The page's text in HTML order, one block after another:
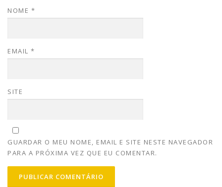
NOME *
EMAIL *
SITE
GUARDAR O MEU NOME, EMAIL E SITE NESTE NAVEGADOR
PARA A PRÓXIMA VEZ QUE EU COMENTAR.